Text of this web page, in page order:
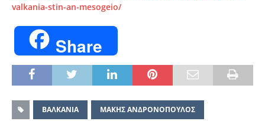
valkania-stin-an-mesogeio/
Share
ΒΑΛΚΑΝΙΑ ΜΑΚΗΣ ΑΝΔΡΟΝΟΠΟΥΛΟΣ